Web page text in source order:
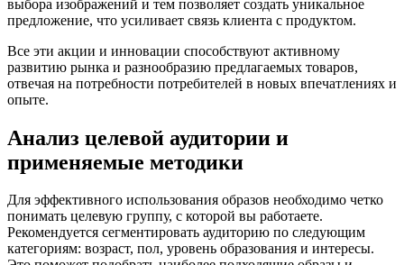
выбора изображений и тем позволяет создать уникальное
предложение, что усиливает связь клиента с продуктом.
Все эти акции и инновации способствуют активному
развитию рынка и разнообразию предлагаемых товаров,
отвечая на потребности потребителей в новых впечатлениях и
опыте.
Анализ целевой аудитории и
применяемые методики
Для эффективного использования образов необходимо четко
понимать целевую группу, с которой вы работаете.
Рекомендуется сегментировать аудиторию по следующим
категориям: возраст, пол, уровень образования и интересы.